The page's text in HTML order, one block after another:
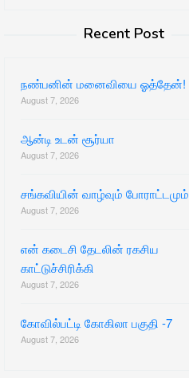
Recent Post
நண்பனின் மனைவியை ஓத்தேன்!
August 7, 2026
ஆன்டி உடன் சூர்யா
August 7, 2026
சங்கவியின் வாழ்வும் போராட்டமும்
August 7, 2026
என் கடைசி தேடலின் ரகசிய
காட்டுச்சிரிக்கி
August 7, 2026
கோவில்பட்டி கோகிலா பகுதி -7
August 7, 2026